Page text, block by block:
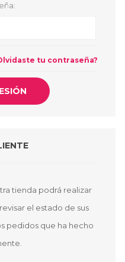
tu contraseña?
tienda podrá realizar
el estado de sus
pedidos que ha hecho